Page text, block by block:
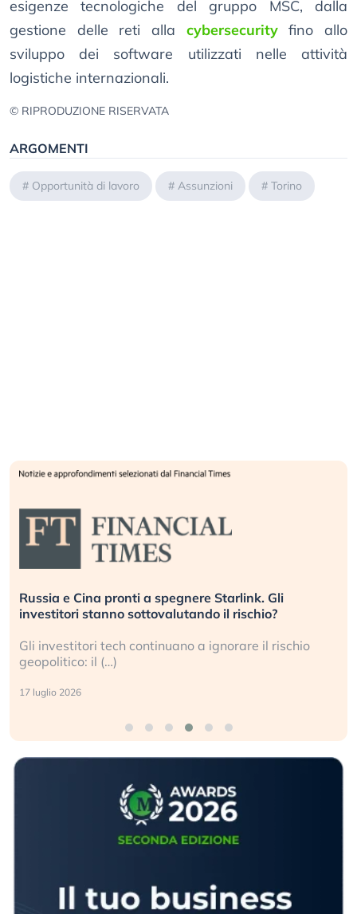
esigenze tecnologiche del gruppo MSC, dalla
gestione delle reti alla cybersecurityfino allo
sviluppo dei software utilizzati nelle attività
logistiche internazionali.
© RIPRODUZIONE RISERVATA
ARGOMENTI
# Opportunità di lavoro # Assunzioni # Torino
Russia e Cina pronti a spegnere Starlink. Gli
investitori stanno sottovalutando il rischio?
Gli investitori tech continuano a ignorare il rischio
geopolitico: il (…)
17 luglio 2026